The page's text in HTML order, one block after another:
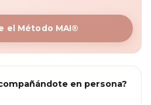
el Método MAI®
en persona?